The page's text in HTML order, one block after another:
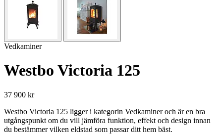
Vedkaminer
Westbo Victoria 125
37 900 kr
Westbo Victoria 125 ligger i kategorin Vedkaminer och är en bra
utgångspunkt om du vill jämföra funktion, effekt och design innan
du bestämmer vilken eldstad som passar ditt hem bäst.